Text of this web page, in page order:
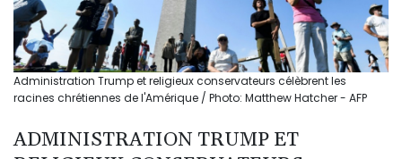
Administration Trump et religieux conservateurs célèbrent les
racines chrétiennes de l'Amérique / Photo: Matthew Hatcher - AFP
ADMINISTRATION TRUMP ET